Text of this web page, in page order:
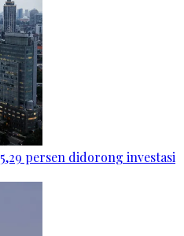
persen didorong investasi